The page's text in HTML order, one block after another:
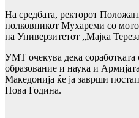
На средбата, ректорот
полковникот Мухареми со
на Универзитетот „Мајка
УМТ очекува дека соработката
образование и наука и
Македонија ќе ја заврши
Нова Година.